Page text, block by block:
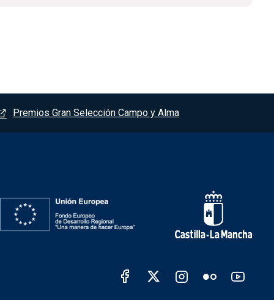
Premios Gran Selección Campo y Alma
Redes sociales JCCM